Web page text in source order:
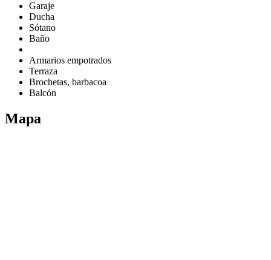
Garaje
Ducha
Sótano
Baño
Armarios empotrados
Terraza
Brochetas, barbacoa
Balcón
Mapa